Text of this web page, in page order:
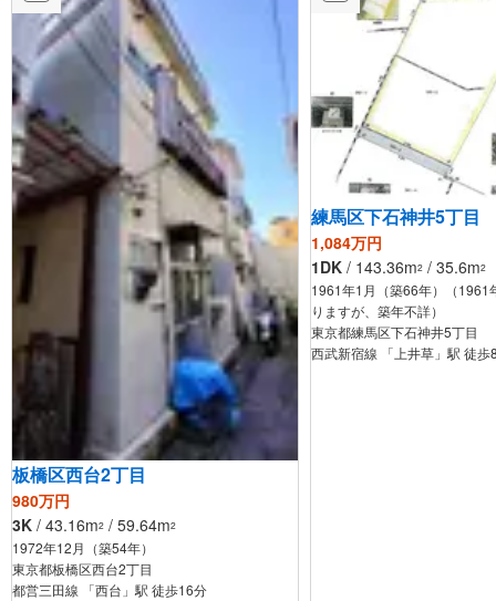
板橋区西台2丁目
980万円
3K / 43.16m2 / 59.64m2
1972年12月（築54年）
東京都板橋区西台2丁目
都営三田線 「西台」駅 徒歩16分
練馬区下石神井5丁目
1,084万円
1DK / 143.36m2 / 35.6m2
1961年1月（築66年）（1961
りますが、築年不詳）
東京都練馬区下石神井5丁目
西武新宿線 「上井草」駅 徒歩